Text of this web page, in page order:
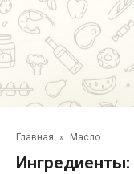
Главная » Масло
Ингредиенты: